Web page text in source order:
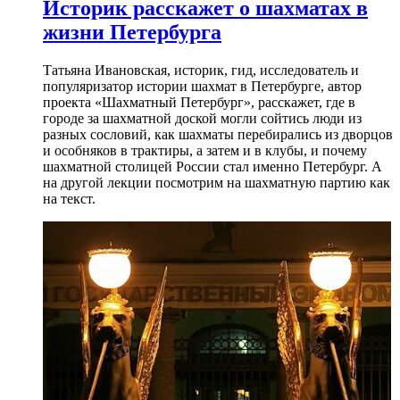
Историк расскажет о шахматах в
жизни Петербурга
Татьяна Ивановская, историк, гид, исследователь и
популяризатор истории шахмат в Петербурге, автор
проекта «Шахматный Петербург», расскажет, где в
городе за шахматной доской могли сойтись люди из
разных сословий, как шахматы перебирались из дворцов
и особняков в трактиры, а затем и в клубы, и почему
шахматной столицей России стал именно Петербург. А
на другой лекции посмотрим на шахматную партию как
на текст.